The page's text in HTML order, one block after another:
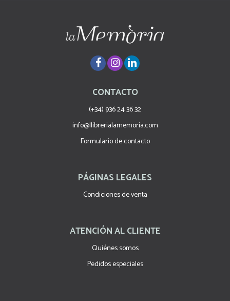
CONTACTO
(+34) 936 24 36 32
info@llibrerialamemoria.com
Formulario de contacto
PÁGINAS LEGALES
Condiciones de venta
ATENCIÓN AL CLIENTE
Quiénes somos
Pedidos especiales